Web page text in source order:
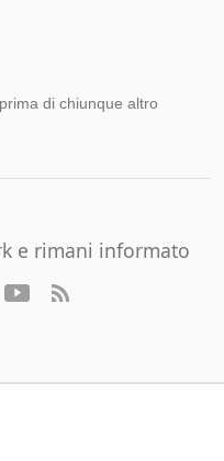
di chiunque altro
e rimani informato